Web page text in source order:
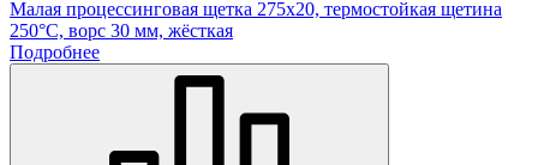
Малая процессинговая щетка 275х20, термостойкая щетина
250°С, ворс 30 мм, жёсткая
Подробнее